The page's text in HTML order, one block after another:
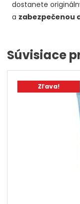
dostanete
a zabezpečenou
Súvisiace
Zľava!